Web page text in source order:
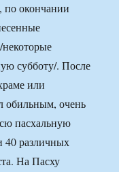
по окончании
субботу/. После
или
обильным, очень
пасхальную
40 различных
На Пасху